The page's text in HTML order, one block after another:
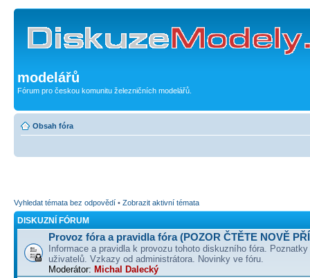
modelářů
Fórum pro českou komunitu železničních modelářů.
Obsah fóra
Vyhledat témata bez odpovědí • Zobrazit aktivní témata
DISKUZNÍ FÓRUM
Provoz fóra a pravidla fóra (POZOR ČTĚTE NOVĚ
Informace a pravidla k provozu tohoto diskuzního fóra.
uživatelů. Vzkazy od administrátora. Novinky ve fóru.
Moderátor: Michal Dalecký